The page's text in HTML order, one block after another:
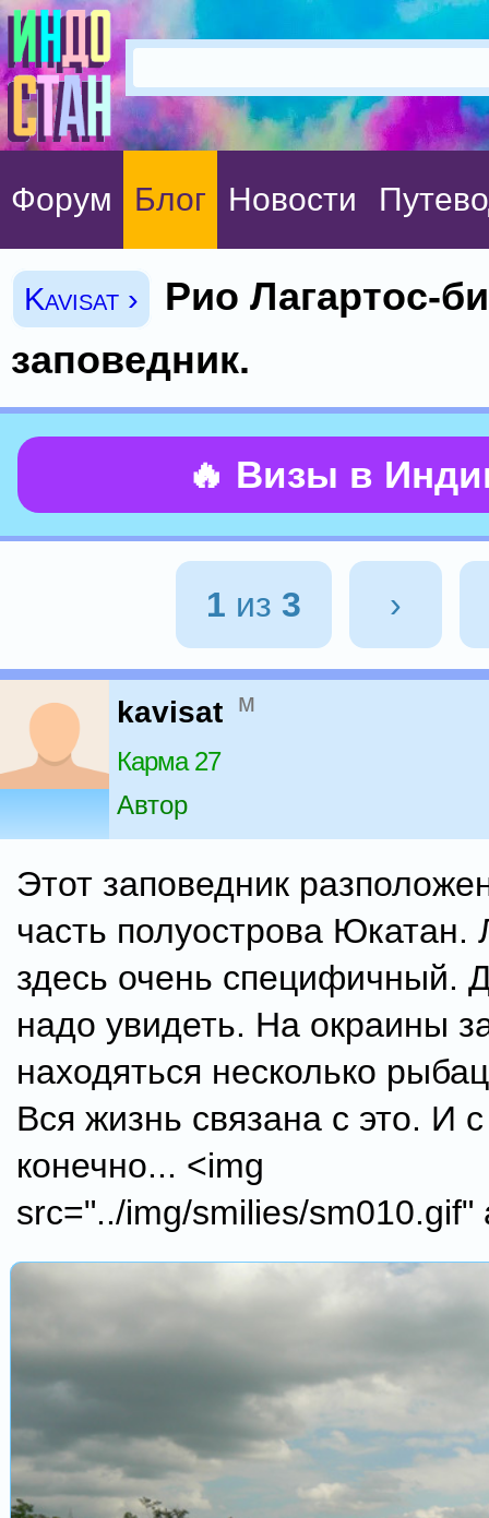
Форум Блог Новости
Kavisat ›
Рио Лагартос-
заповедник.
🔥 Визы в
1 из 3 ›
kavisat м
Карма 27
Автор
Этот заповедник
часть полуострова
здесь очень специфичный.
надо увидеть. На окраины
находяться несколько
Вся жизнь связана с это. И
конечно... <img
src="../img/smilies/sm010.gif"